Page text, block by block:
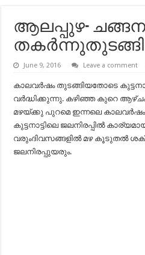
ആലപ്പുഴ-
തകര്‍ന്നുതുടങ്ങി
June 9, 2016 Leave a comment
കാലവര്‍ഷം തുടങ്ങിയതോടെ
വര്‍ദ്ധിക്കുന്നു. കഴിഞ്ഞ കുറെ
മഴയ്ക്കു പുറമെ ഇന്നലെ കാലവര്‍ഷം
കുട്ടനാട്ടിലെ ജലനിരപ്പില്‍
വരുംദിവസങ്ങളില്‍ മഴ കൂടുതല്‍
ജലനിരപ്പുയരും.